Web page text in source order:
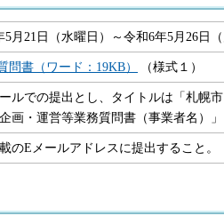
5月21日（水曜日）～令和6年5月26日
問書（ワード：19KB） （様式１）
ルでの提出とし、タイトルは「札幌
画・運営等業務質問書（事業者名）」
のEメールアドレスに提出すること。